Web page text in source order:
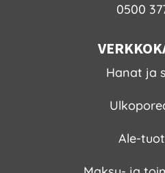
0500
Hanat ja
Ale-